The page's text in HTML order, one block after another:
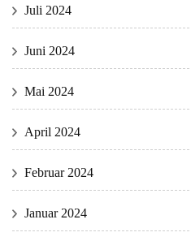
Juli 2024
Juni 2024
Mai 2024
April 2024
Februar 2024
Januar 2024